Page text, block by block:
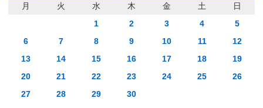
月 火 水 木 金 土
日
1
2 3 4
5
6
7 8 9 10 11
12
13
14 15 16 17 18
19
20
21 22 23 24 25
26
27
28 29 30